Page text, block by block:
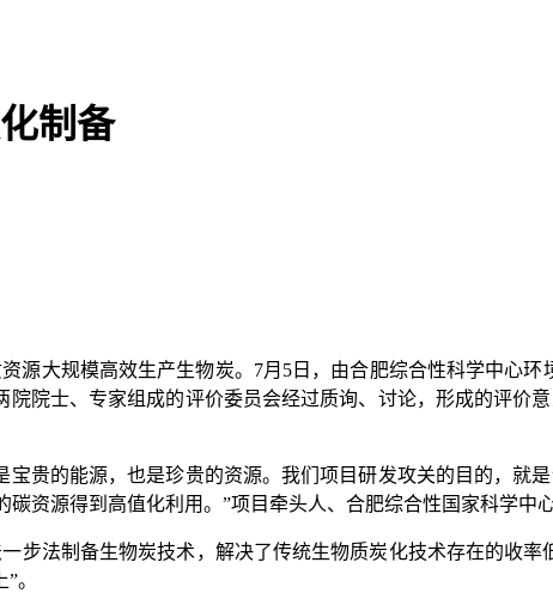
制备
大规模高效生产生物炭。7月5日，由合肥综合性科学中心环
院士、专家组成的评价委员会经过质询、讨论，形成的评价
的能源，也是珍贵的资源。我们项目研发攻关的目的，就
碳资源得到高值化利用。”项目牵头人、合肥综合性国家科学中
法制备生物炭技术，解决了传统生物质炭化技术存在的收率
。